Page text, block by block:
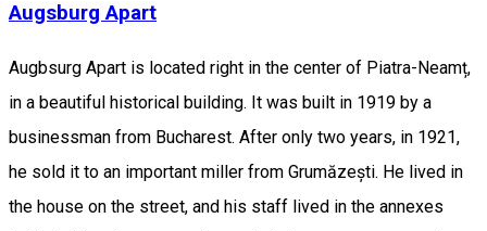
Augsburg Apart
Augbsurg Apart is located right in the center of Piatra-Neamț,
in a beautiful historical building. It was built in 1919 by a
businessman from Bucharest. After only two years, in 1921,
he sold it to an important miller from Grumăzești. He lived in
the house on the street, and his staff lived in the annexes